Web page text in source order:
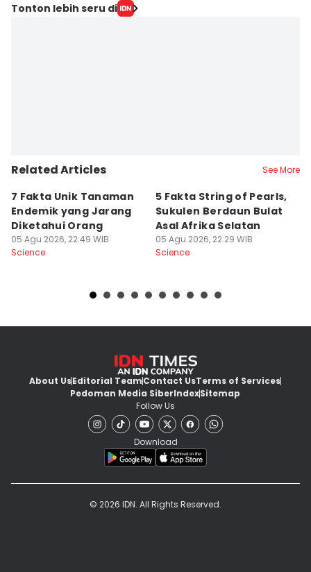
Tonton lebih seru di
Related Articles See More
7 Fakta Unik Tanaman
Endemik yang Jarang
Diketahui Orang
05 Agu 2026, 22:49 WIB
Science
5 Fakta String of Pearls,
Sukulen Berdaun Bulat
Asal Afrika Selatan
05 Agu 2026, 22:29 WIB
Science
About UsEditorial TeamContact UsTerms of Services
Pedoman Media SiberIndexSitemap
Follow Us
Download
© 2026 IDN. All Rights Reserved.